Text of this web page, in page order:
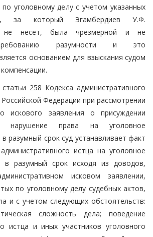
по уголовному делу с учетом указанных
за который Эгамбердиев У.Ф.
не несет, была чрезмерной и не
разумности и это
основанием для взыскания судом
258 Кодекса административного
Федерации при рассмотрении
искового заявления о присуждении
нарушение права на уголовное
разумный срок суд устанавливает факт
истца на уголовное
в разумный срок исходя из доводов,
исковом заявлении,
по уголовному делу судебных актов,
и с учетом следующих обстоятельств:
сложность дела; поведение
истца и иных участников уголовного